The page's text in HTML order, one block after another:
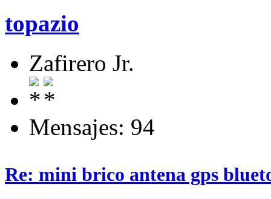
topazio
Zafirero Jr.
Mensajes: 94
Re: mini brico antena gps